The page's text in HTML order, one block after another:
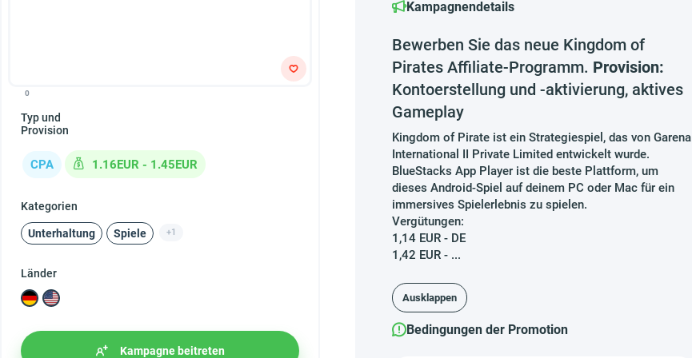
0
Typ und
Provision
CPA 1.16EUR - 1.45EUR
Kategorien
Unterhaltung Spiele +1
Länder
Kampagne beitreten
Kampagnendetails
Bewerben Sie das neue Kingdom of
Pirates Affiliate-Programm. Provision:
Kontoerstellung und -aktivierung, aktives
Gameplay
Kingdom of Pirate ist ein Strategiespiel, das von Garena
International II Private Limited entwickelt wurde.
BlueStacks App Player ist die beste Plattform, um
dieses Android-Spiel auf deinem PC oder Mac für ein
immersives Spielerlebnis zu spielen.
Vergütungen:
1,14 EUR - DE
1,42 EUR - ...
Ausklappen
Bedingungen der Promotion